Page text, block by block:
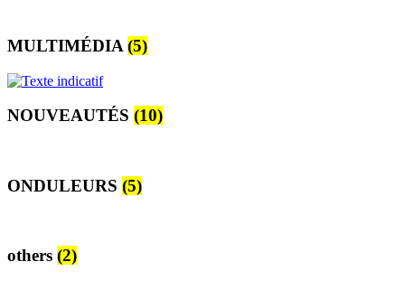
MULTIMÉDIA (5)
NOUVEAUTÉS (10)
ONDULEURS (5)
others (2)